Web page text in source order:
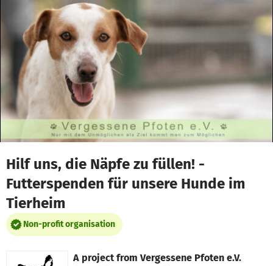
Skip to main content
Show accessibility statement
Hilf uns, die Näpfe zu füllen! -
Futterspenden für unsere Hunde im
Tierheim
Non-profit organisation
A project from Vergessene Pfoten e.V.